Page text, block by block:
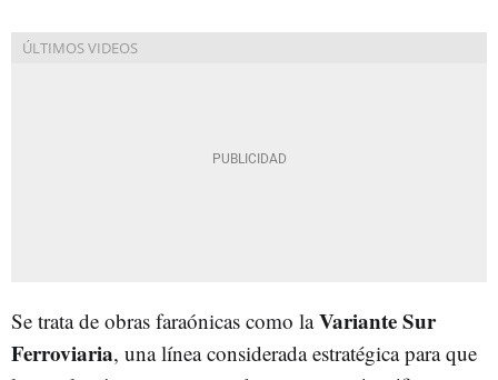
Se trata de obras faraónicas como laVariante Sur
Ferroviaria, una línea considerada estratégica para que